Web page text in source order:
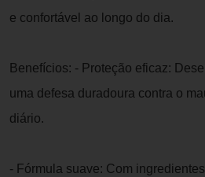
e confortável ao longo do dia.
Benefícios: - Proteção eficaz:
uma defesa duradoura contra o
diário.
- Fórmula suave: Com